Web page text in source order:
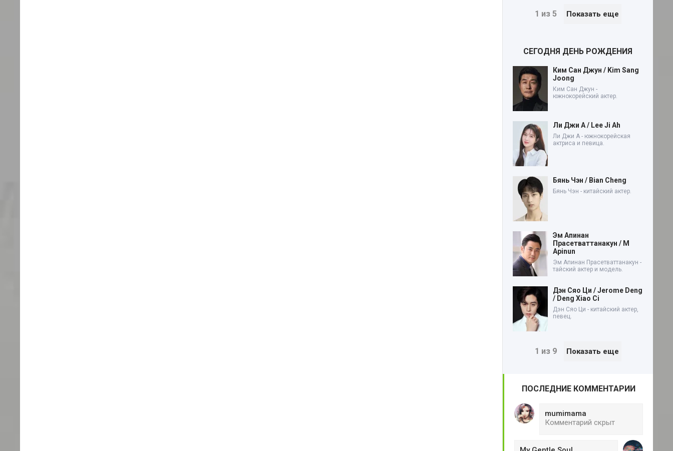
1 из 5 Показать еще
СЕГОДНЯ ДЕНЬ РОЖДЕНИЯ
Ким Сан Джун / Kim Sang
Joong
Ким Сан Джун -
южнокорейский актер.
Ли Джи А / Lee Ji Ah
Ли Джи А - южнокорейская
актриса и певица.
Бянь Чэн / Bian Cheng
Бянь Чэн - китайский актер.
Эм Апинан
Прасетваттанакун / M
Apinun
Эм Апинан Прасетваттанакун -
тайский актер и модель.
Дэн Сяо Ци / Jerome Deng
/ Deng Xiao Ci
Дэн Сяо Ци - китайский актер,
певец.
1 из 9 Показать еще
ПОСЛЕДНИЕ КОММЕНТАРИИ
mumimama
Комментарий скрыт